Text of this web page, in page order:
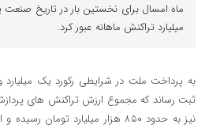
ماه امسال برای نخستین بار در تاریخ
میلیارد تراکنش ماهانه عبور کرد.
ثبت رساند که مجموع ارزش تراکنش های
نیز به حدود ۸۵۰ هزار میلیارد